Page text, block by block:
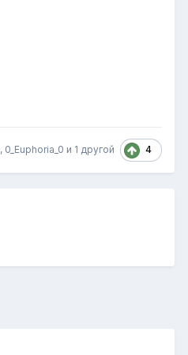
, 0_Euphoria_0 и 1 другой 4